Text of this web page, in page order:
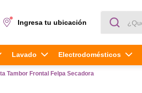
Ingresa tu ubicación
Lavado Electrodomésticos
Tambor Frontal Felpa Secadora